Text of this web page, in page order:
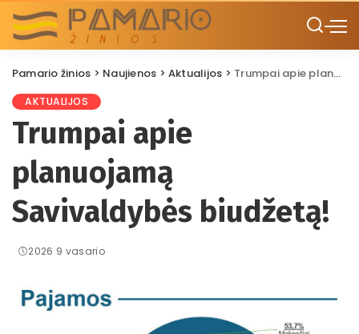
Pamario žinios > Naujienos >Aktualijos > Trumpai apie planuojamą Savivaldybės biudžetą!
AKTUALIJOS
Trumpai apie
planuojamą
Savivaldybės biudžetą!
2026 9 vasario